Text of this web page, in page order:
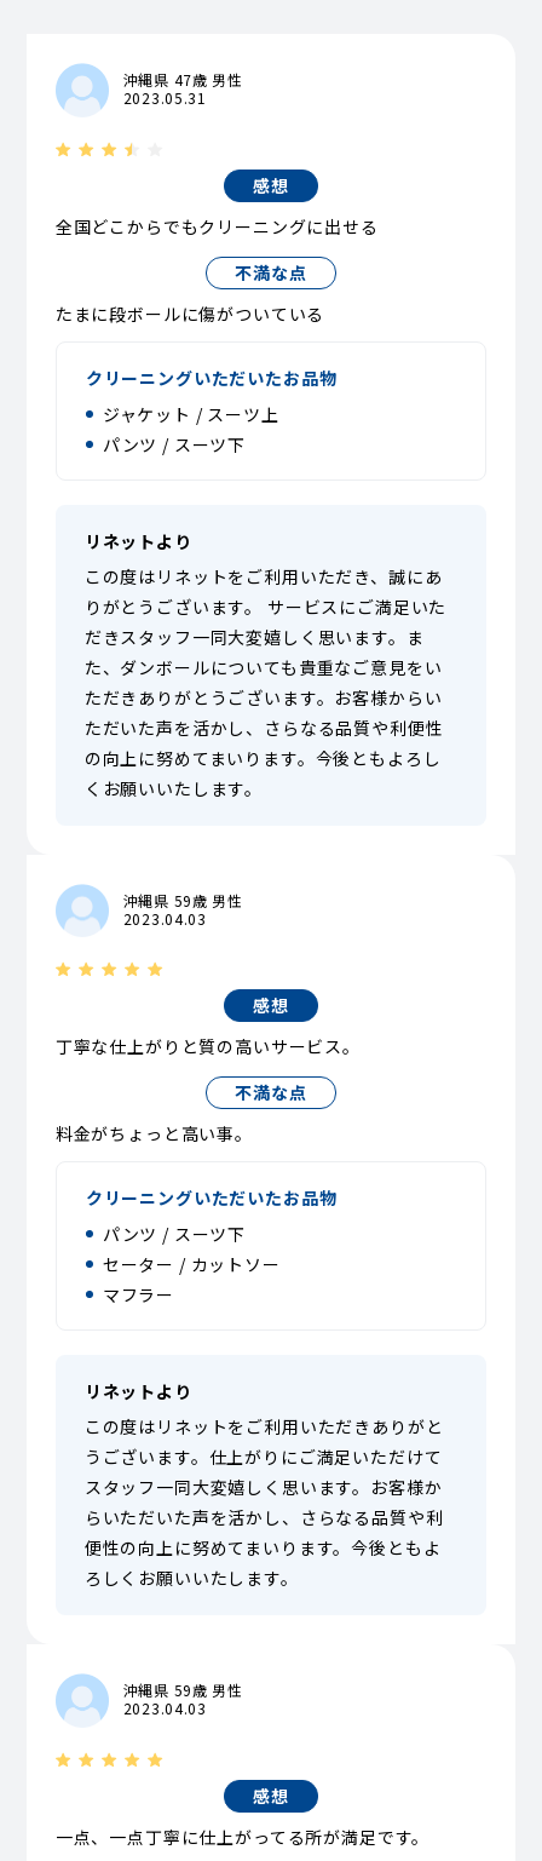
沖縄県 47歳 男性
2023.05.31
感想
全国どこからでもクリーニングに出せる
不満な点
たまに段ボールに傷がついている
クリーニングいただいたお品物
ジャケット / スーツ上
パンツ / スーツ下
リネットより
この度はリネットをご利用いただき、誠にあ
りがとうございます。 サービスにご満足いた
だきスタッフ一同大変嬉しく思います。ま
た、ダンボールについても貴重なご意見をい
ただきありがとうございます。お客様からい
ただいた声を活かし、さらなる品質や利便性
の向上に努めてまいります。今後ともよろし
くお願いいたします。
沖縄県 59歳 男性
2023.04.03
感想
丁寧な仕上がりと質の高いサービス。
不満な点
料金がちょっと高い事。
クリーニングいただいたお品物
パンツ / スーツ下
セーター / カットソー
マフラー
リネットより
この度はリネットをご利用いただきありがと
うございます。仕上がりにご満足いただけて
スタッフ一同大変嬉しく思います。お客様か
らいただいた声を活かし、さらなる品質や利
便性の向上に努めてまいります。今後ともよ
ろしくお願いいたします。
沖縄県 59歳 男性
2023.04.03
感想
一点、一点丁寧に仕上がってる所が満足です。